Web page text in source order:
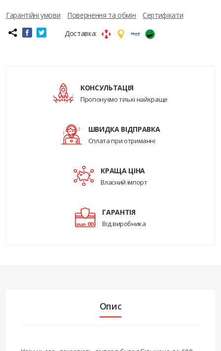
Гарантійні умови Повернення та обмін
Сертифікати
Доставка:
КОНСУЛЬТАЦІЯ
Пропонуємо тількі найкраще
ШВИДКА ВІДПРАВКА
Сплата при отриманні
КРАЩА ЦІНА
Власний імпорт
ГАРАНТІЯ
Від виробника
Опис